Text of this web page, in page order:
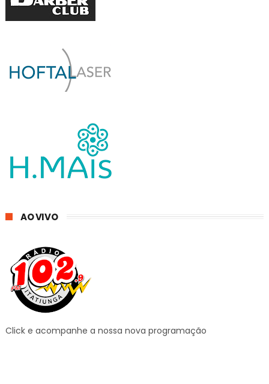
AO VIVO
Click e acompanhe a nossa nova programação